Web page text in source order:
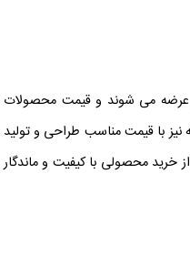
و عرضه می شوند و قیمت محصولات
نیز با قیمت مناسب طراحی و تولید
خرید محصولی با کیفیت و ماندگار